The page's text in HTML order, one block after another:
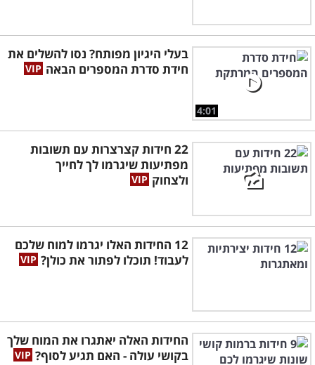
4:01
בעלי היגיון מפותח? נסו להשלים את
חידת סדרת המספרים הבאה
22 חידות קצרצרות עם תשובות
מפתיעות שיגרמו לך לחייך
ולצחוק
12 החידות האלו יגרמו למוח שלכם
לעבוד! תוכלו לפתור את כולן?
החידות האלה יאתגרו את המוח שלך
בקושי עולה - האם תגיע לסוף?